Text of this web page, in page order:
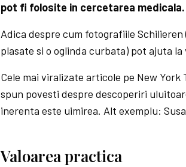
pot fi folosite in cercetarea medicala.
Adica despre cum fotografiile
plasate si o oglinda curbata) pot ajuta
Cele mai viralizate articole pe New
spun povesti despre descoperiri
inerenta este uimirea. Alt exemplu:
Valoarea practica